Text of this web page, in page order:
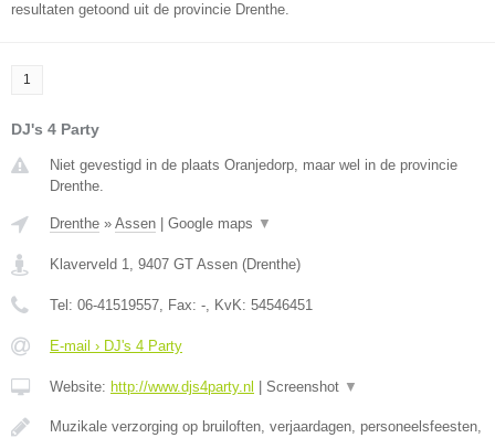
resultaten getoond uit de provincie Drenthe.
1
DJ's 4 Party
Niet gevestigd in de plaats Oranjedorp, maar wel in de provincie
Drenthe.
Drenthe » Assen Google maps ▼
Klaverveld 1, 9407 GT Assen (Drenthe)
Tel: 06-41519557, Fax: -, KvK: 54546451
E-mail › DJ's 4 Party
Website: http://www.djs4party.nl Screenshot ▼
Muzikale verzorging op bruiloften, verjaardagen, personeelsfeesten,